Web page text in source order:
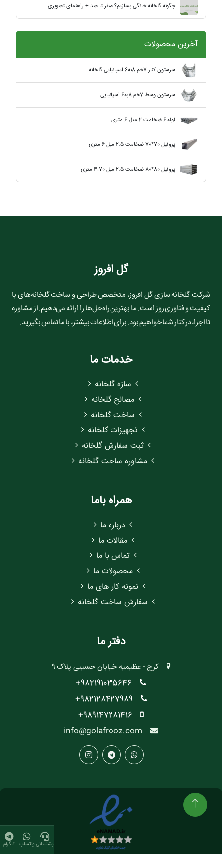
چگونه گلخانه خانگی بسازیم؟ صفر تا صد + راهنمای تصویری
آخرین محصولات
سرستون کنار 7خم 8به6 اسپانیایی گلخانه
سرستون وسط 7خم 8به6 اسپانیایی
لوله 6 ضخامت 2 میل 6 متری
پروفیل 70*70 ضخامت 2.5 میل 6 متری
پروفیل 80*80 ضخامت 2.5 میل 4.70 متری
پشتیبانیواتساپ تلگرام
گل افروز
شرکت گلخانه سازی گل افروز، متخصص طراحی و ساخت گلخانه‌های با
کیفیت و فناوری روز است. ما بهترین راه‌حل‌ها را ارائه می‌دهیم. از مشاوره
تا اجرا، در کنار شما خواهیم بود. برای اطلاعات بیشتر، با ما تماس بگیرید.
خدمات ما
سازه گلخانه
مصالح گلخانه
ساخت گلخانه
تجهیزات گلخانه
ثبت سفارش گلخانه
مشاوره ساخت گلخانه
همراه باما
درباره ما
مقالات ما
تماس با ما
محصولات ما
نمونه کار های ما
سفارش ساخت گلخانه
دفتر ما
کرج - عظیمیه خیابان حسینی پلاک ۹
982191035646+
982128427989+
989147281416+
info@golafrooz.com